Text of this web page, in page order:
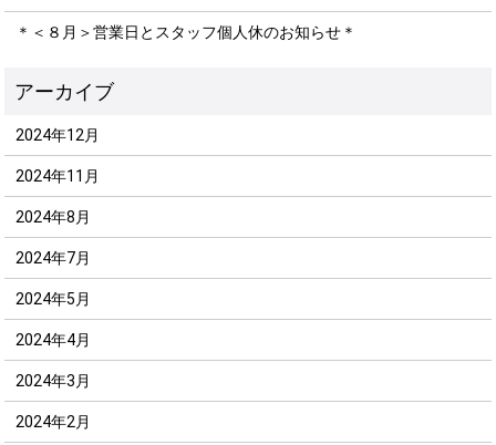
＊＜８月＞営業日とスタッフ個人休のお知らせ＊
2024年12月
2024年11月
2024年8月
2024年7月
2024年5月
2024年4月
2024年3月
2024年2月